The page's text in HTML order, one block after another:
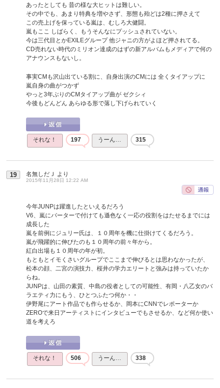
あったとしても 昔の様な大ヒットは難しい。
その中でも、あまり特典を増やさず、形態も殆どは2種に押さえて
この売上げを保っている嵐は、むしろ大健闘。
嵐もここ しばらく、もうそんなにプッシュされていない。
今は三代目とかEXILEグループ 他ジャニの方がよほど押されてる。
CD売れない時代のミリオン達成のはずの新アルバムもメディアで何の
アナウンスもないし。
事実CMも沢山出ている割に、自身出演のCMには 全くタイアップに
嵐自身の曲がつかず
やっと3年ぶりのCMタイアップ曲が ゼクシィ
今後もどんどん あらゆる形で落し下げられていく
それな！ 197 うーん… 315
19 名無しだＪ より
2015年11月28日 12:22 AM
今年JUNPは躍進したといえるだろう
V6、嵐にバーターで付けても遜色なく一応の役割をはたせるまでには
成長した
嵐を前例にジュリー氏は、１０周年を機に仕掛けてくるだろう。
嵐が飛躍的に伸びたのも１０周年の前々年から。
紅白出場も１０周年の年が初。
もともとイモくさいグループでここまで伸びるとは思わなかったが、
松本の顔、二宮の演技力、桜井の学力エリートと強みは持っていたか
らね。
JUNPは、山田の素質、中島の役者としての可能性、有岡・八乙女のバ
ラエティ力にもう、ひとつふたつ何か・・
伊野尾にアート作品でも作らせるか、岡本にCNNでレポーターか
ZEROで来日アーティストにインタビューでもさせるか、など何か使い
道を考えろ
それな！ 506 うーん… 338